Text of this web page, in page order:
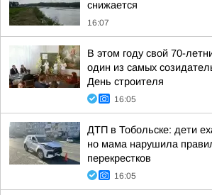
снижается
16:07
В этом году свой 70-
один из самых
День строителя
16:05
ДТП в Тобольске: дети
но мама нарушила
перекрестков
16:05